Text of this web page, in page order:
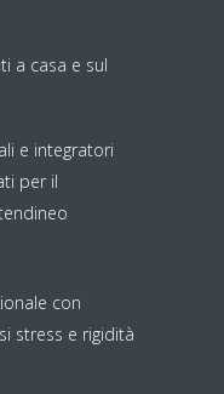
a casa e sul
e integratori
per il
con
stress e rigidità